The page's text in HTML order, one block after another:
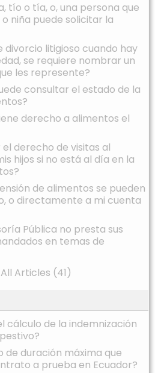
tío o tía, o, una persona que
niña puede solicitar la
divorcio litigioso cuando hay
se requiere nombrar un
les represente?
consultar el estado de la
derecho a alimentos el
derecho de visitas al
hijos si no está al día en la
de alimentos se pueden
o directamente a mi cuenta
Pública no presta sus
en temas de
Articles (41)
cálculo de la indemnización
de duración máxima que
a prueba en Ecuador?